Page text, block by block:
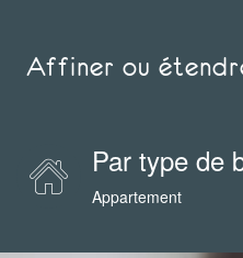
Affiner ou
Par type de
Appartement